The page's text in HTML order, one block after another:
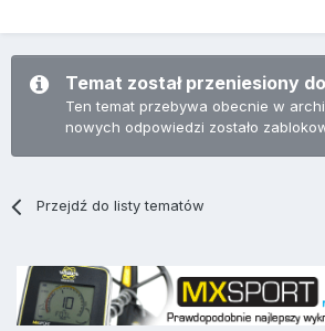
Temat został przeniesiony
Ten temat przebywa obecnie w
nowych odpowiedzi zostało
Przejdź do listy tematów